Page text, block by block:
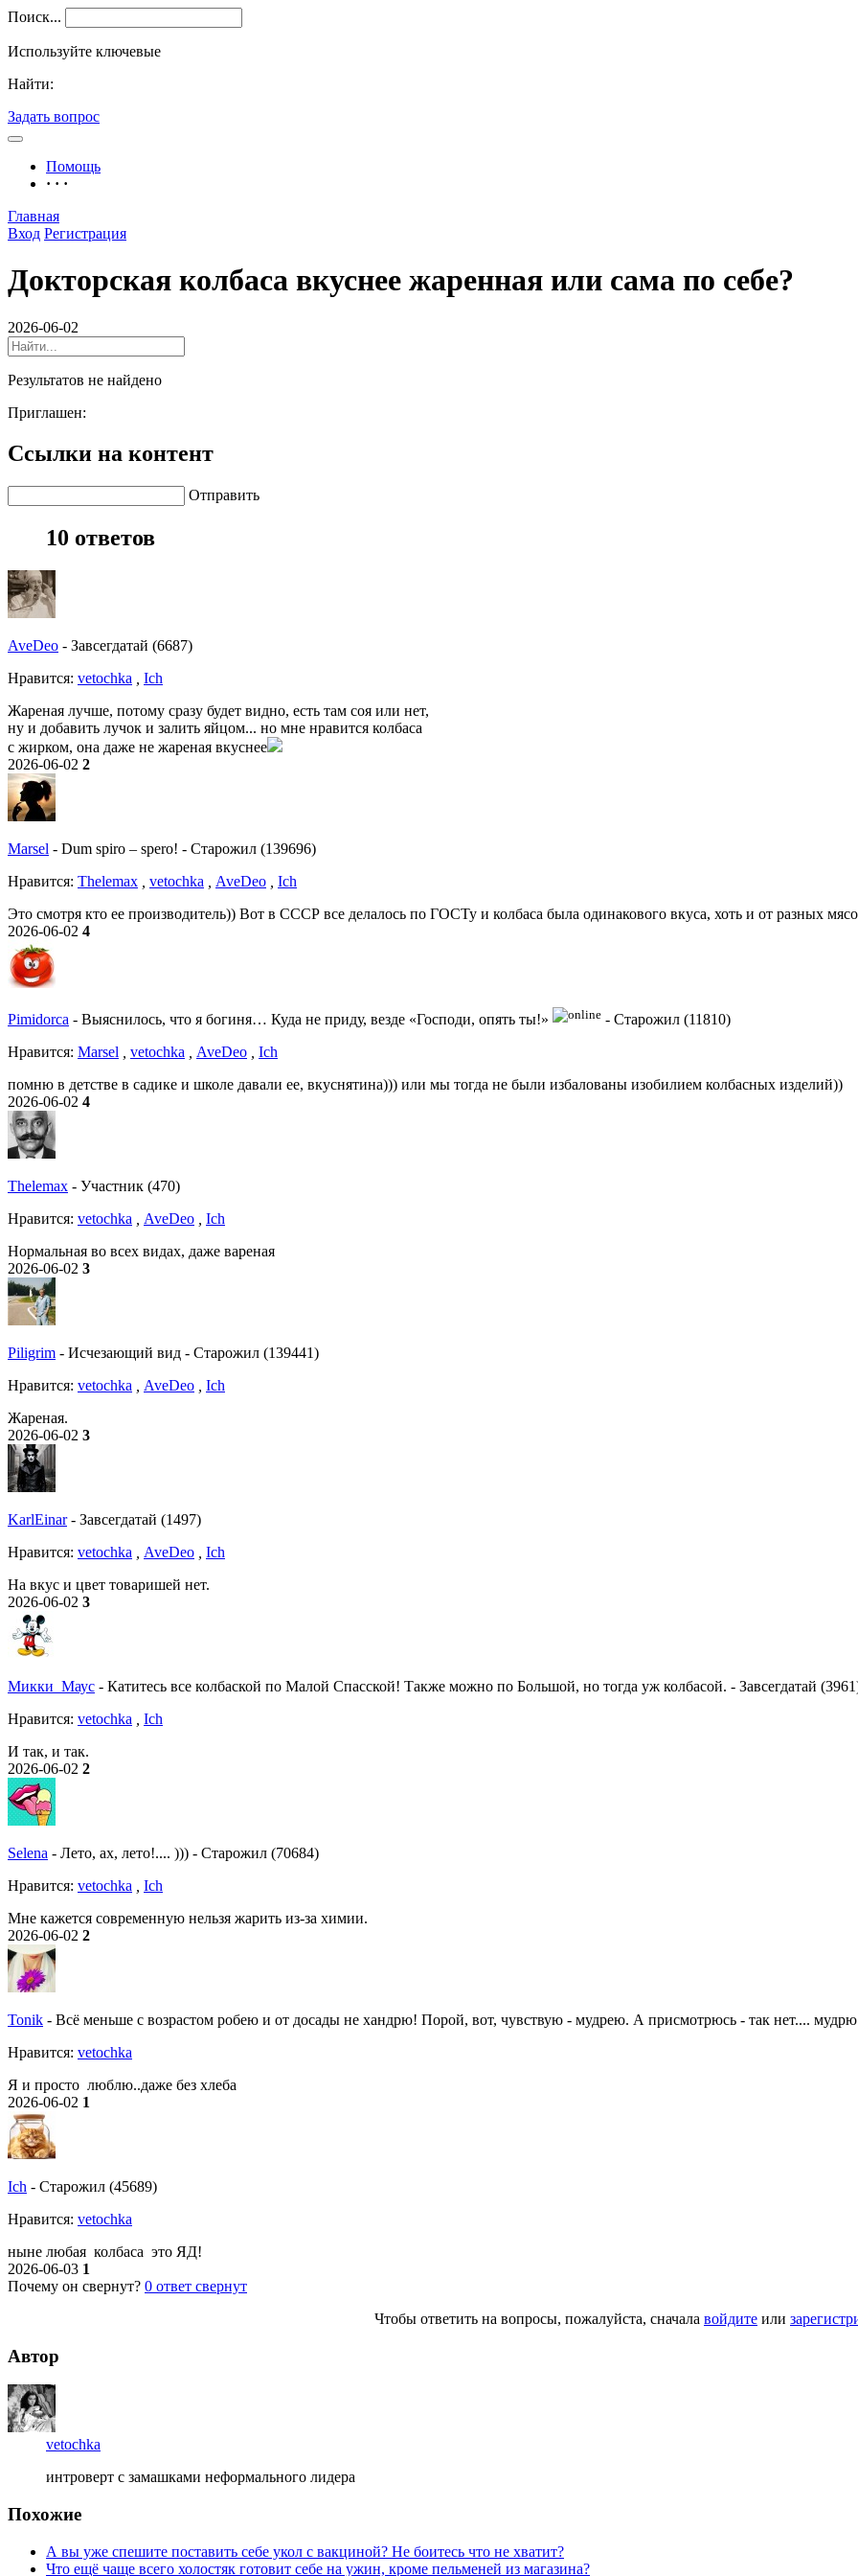
Поиск...
Используйте ключевые
Найти:
Задать вопрос
Помощь
· · ·
Главная
Вход Регистрация
Докторская колбаса вкуснее жаренная или сама по себе?
2026-06-02
Результатов не найдено
Приглашен:
Ссылки на контент
Отправить
10 ответов
AveDeo - Завсегдатай (6687)
Нравитcя: vetochka
Ich
Жареная лучше, потому сразу будет видно, есть там соя или нет,
ну и добавить лучок и залить яйцом... но мне нравится колбаса
с жирком, она даже не жареная вкуснее
2026-06-02 2
Marsel - Dum spiro – spero! - Старожил (139696)
Нравитcя: Thelemax vetochka AveDeo
Ich
Это смотря кто ее производитель)) Вот в СССР все делалось по ГОСТу и колбаса была одинакового вкуса, хоть и от разных
2026-06-02 4
Pimidorca - Выяснилось, что я богиня… Куда не приду, везде «Господи, опять ты!» - Старожил (11810)
Нравитcя: Marsel vetochka AveDeo
Ich
помню в детстве в садике и школе давали ее, вкуснятина))) или мы тогда не были избалованы изобилием колбасных изделий))
2026-06-02 4
Thelemax - Участник (470)
Нравитcя: vetochka AveDeo
Ich
Нормальная во всех видах, даже вареная
2026-06-02 3
Piligrim - Исчезающий вид - Старожил (139441)
Нравитcя: vetochka AveDeo
Ich
Жареная.
2026-06-02 3
KarlEinar - Завсегдатай (1497)
Нравитcя: vetochka AveDeo
Ich
На вкус и цвет товаришей нет.
2026-06-02 3
Микки_Маус - Катитесь все колбаской по Малой Спасской! Также можно по Большой, но тогда уж колбасой. - Завсегдатай
Нравитcя: vetochka
Ich
И так, и так.
2026-06-02 2
Selena - Лето, ах, лето!.... ))) - Старожил (70684)
Нравитcя: vetochka
Ich
Мне кажется современную нельзя жарить из-за химии.
2026-06-02 2
Tonik - Всё меньше с возрастом робею и от досады не хандрю! Порой, вот, чувствую - мудрею. А присмотрюсь - так нет.... мудрю
Нравитcя: vetochka
Я и просто люблю..даже без хлеба
2026-06-02 1
Ich - Старожил (45689)
Нравитcя: vetochka
ныне любая колбаса это ЯД!
2026-06-03 1
Почему он свернут? 0 ответ свернут
Чтобы ответить на вопросы, пожалуйста, сначала войдите или
Автор
vetochka
интроверт с замашками неформального лидера
Похожие
А вы уже спешите поставить себе укол с вакциной? Не боитесь что не хватит?
Что ещё чаще всего холостяк готовит себе на ужин, кроме пельменей из магазина?